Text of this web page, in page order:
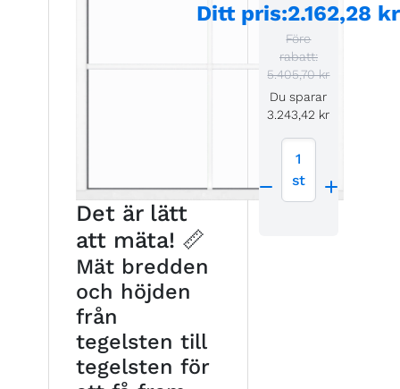
Det är lätt
att mäta! 📏
Mät bredden
och höjden
från
tegelsten till
tegelsten för
Ditt pris:2.162,28 kr
Före
rabatt:
5.405,70 kr
Du sparar
3.243,42 kr
1
st